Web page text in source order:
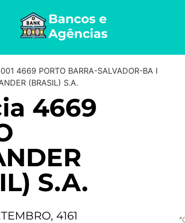
4669 PORTO BARRA-SALVADOR-BA I
(BRASIL) S.A.
4669
S.A.
4161